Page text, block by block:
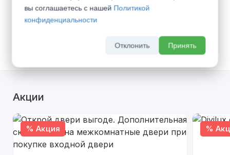
Доставка транспортом по г. Самара -
Акции
% Акция %
вы соглашаетесь с нашей Политикой
конфиденциальности
Отклонить Принять